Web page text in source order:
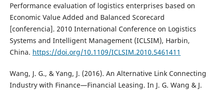
Performance evaluation of logistics enterprises based on
Economic Value Added and Balanced Scorecard
[conferencia]. 2010 International Conference on Logistics
Systems and Intelligent Management (ICLSIM), Harbin,
China. https://doi.org/10.1109/ICLSIM.2010.5461411
Wang, J. G., & Yang, J. (2016). An Alternative Link Connecting
Industry with Finance—Financial Leasing. In J. G. Wang & J.